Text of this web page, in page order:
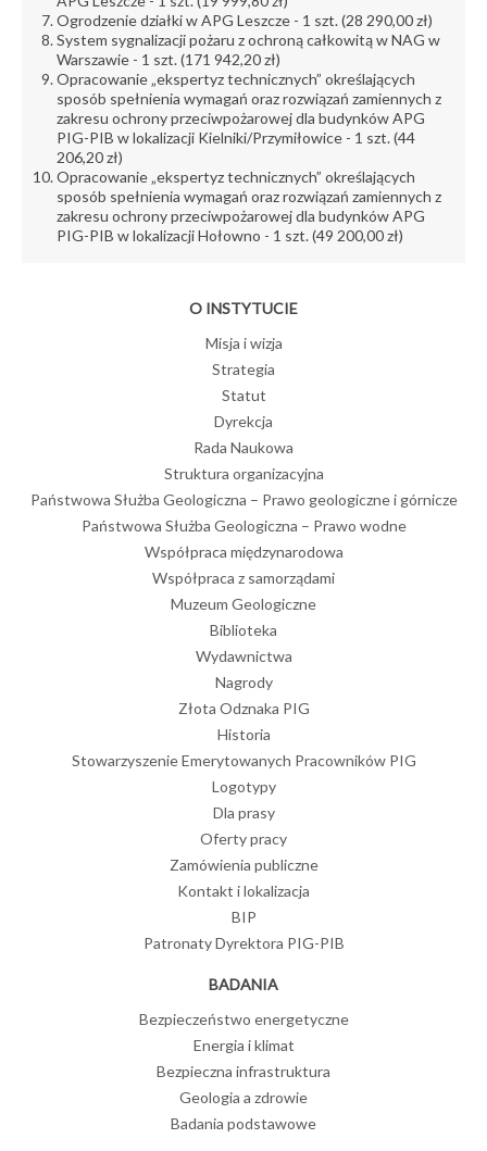
Ogrodzenie działki w APG Leszcze - 1 szt. (28 290,00 zł)
System sygnalizacji pożaru z ochroną całkowitą w NAG w
Warszawie - 1 szt. (171 942,20 zł)
Opracowanie „ekspertyz technicznych” określających
sposób spełnienia wymagań oraz rozwiązań zamiennych z
zakresu ochrony przeciwpożarowej dla budynków APG
PIG-PIB w lokalizacji Kielniki/Przymiłowice - 1 szt. (44
206,20 zł)
Opracowanie „ekspertyz technicznych” określających
sposób spełnienia wymagań oraz rozwiązań zamiennych z
zakresu ochrony przeciwpożarowej dla budynków APG
PIG-PIB w lokalizacji Hołowno - 1 szt. (49 200,00 zł)
O INSTYTUCIE
Misja i wizja
Strategia
Statut
Dyrekcja
Rada Naukowa
Struktura organizacyjna
Państwowa Służba Geologiczna – Prawo geologiczne i górnicze
Państwowa Służba Geologiczna – Prawo wodne
Współpraca międzynarodowa
Współpraca z samorządami
Muzeum Geologiczne
Biblioteka
Wydawnictwa
Nagrody
Złota Odznaka PIG
Historia
Stowarzyszenie Emerytowanych Pracowników PIG
Logotypy
Dla prasy
Oferty pracy
Zamówienia publiczne
Kontakt i lokalizacja
BIP
Patronaty Dyrektora PIG-PIB
BADANIA
Bezpieczeństwo energetyczne
Energia i klimat
Bezpieczna infrastruktura
Geologia a zdrowie
Badania podstawowe